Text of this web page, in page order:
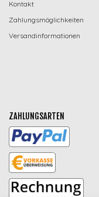
Kontakt
Zahlungsmöglichkeiten
Versandinformationen
ZAHLUNGSARTEN